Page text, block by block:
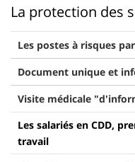
La protection des
Les postes à risques
Document unique et
Visite médicale
Les salariés en CDD,
travail